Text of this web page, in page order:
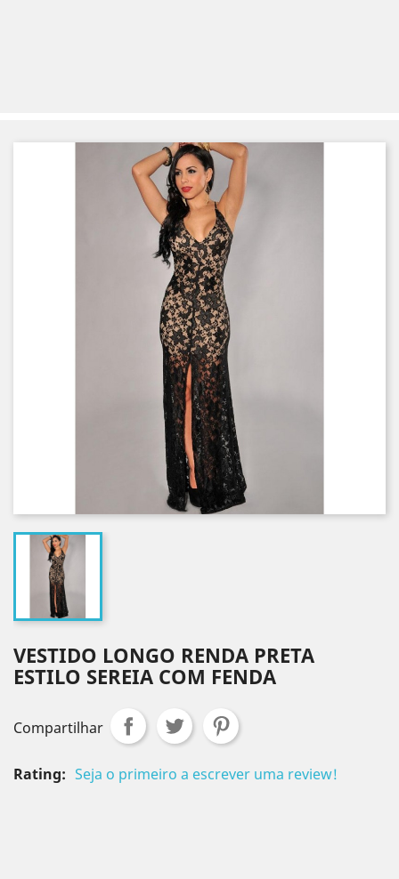
VESTIDO LONGO RENDA PRETA
ESTILO SEREIA COM FENDA
Compartilhar
Rating: Seja o primeiro a escrever uma review!